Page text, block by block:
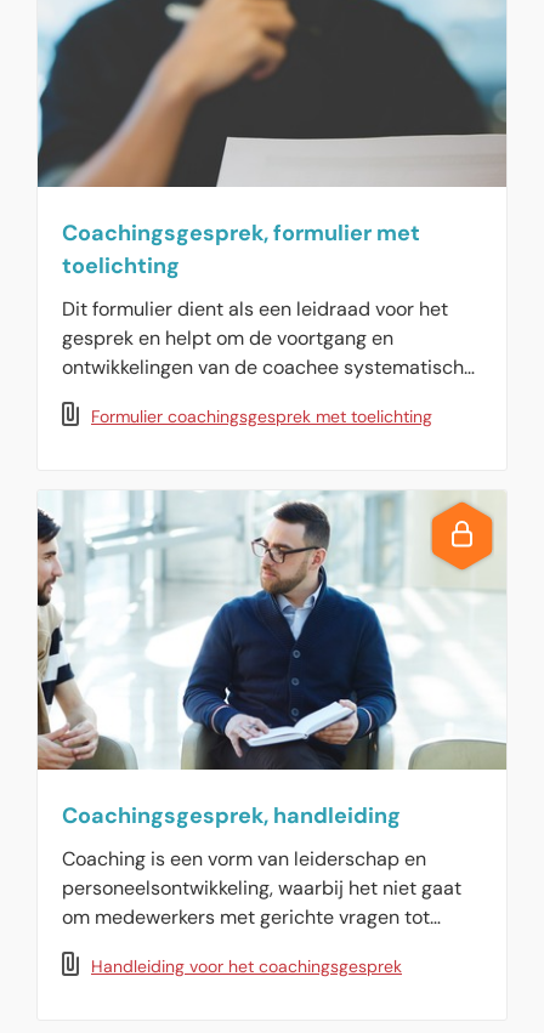
Coachingsgesprek, formulier met
toelichting
Dit formulier dient als een leidraad voor het
gesprek en helpt om de voortgang en
ontwikkelingen van de coachee systematisch
bij te houden. Het kan worden aangepast aan
de specifieke behoeften en context van de
Formulier coachingsgesprek met toelichting
Coachingsgesprek, handleiding
Coaching is een vorm van leiderschap en
personeelsontwikkeling, waarbij het niet gaat
om medewerkers met gerichte vragen tot
zelfinzicht en oplossingen te laten komen.
Hiermee verhoogt coaching de betrokkenheid,
Handleiding voor het coachingsgesprek